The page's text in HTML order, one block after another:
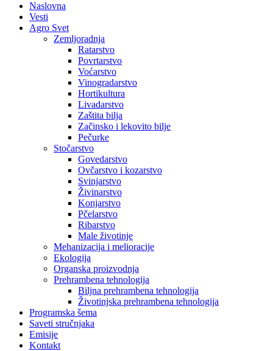
Naslovna
Vesti
Agro Svet
Zemljoradnja
Ratarstvo
Povrtarstvo
Voćarstvo
Vinogradarstvo
Hortikultura
Livadarstvo
Zaštita bilja
Začinsko i lekovito bilje
Pečurke
Stočarstvo
Govedarstvo
Ovčarstvo i kozarstvo
Svinjarstvo
Živinarstvo
Konjarstvo
Pčelarstvo
Ribarstvo
Male životinje
Mehanizacija i melioracije
Ekologija
Organska proizvodnja
Prehrambena tehnologija
Biljna prehrambena tehnologija
Životinjska prehrambena tehnologija
Programska šema
Saveti stručnjaka
Emisije
Kontakt